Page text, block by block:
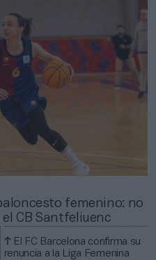
femenino: no
CB Santfeliuenc
El FC Barcelona confirma su
renuncia a la Liga Femenina